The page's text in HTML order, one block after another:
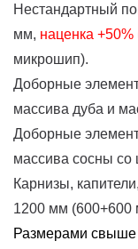
Нестандартный
мм, наценка +50%
микрошип).
Доборные
массива дуба и
Доборные
массива сосны со
Карнизы,
1200 мм (600+600
Размерами